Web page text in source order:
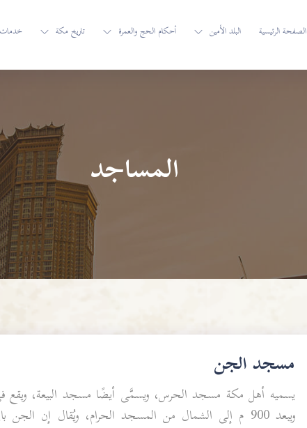
الصفحة الرئيسية البلد الأمين أحكام الحج والعمرة تاريخ مكة
المساجد
مسجد الجن
يسميه أهل مكة مسجد الحرس، ويسمَّى أيضًا مسجد البيعة، ويقع
ويبعد 900 م إلى الشمال من المسجد الحرام، ويُقال إن